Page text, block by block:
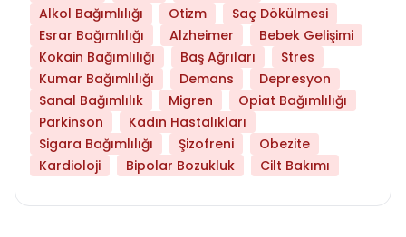
Alkol Bağımlılığı
Otizm
Saç Dökülmesi
Esrar Bağımlılığı
Alzheimer
Bebek Gelişimi
Kokain Bağımlılığı
Baş Ağrıları
Stres
Kumar Bağımlılığı
Demans
Depresyon
Sanal Bağımlılık
Migren
Opiat Bağımlılığı
Parkinson
Kadın Hastalıkları
Sigara Bağımlılığı
Şizofreni
Obezite
Kardioloji
Bipolar Bozukluk Cilt Bakımı